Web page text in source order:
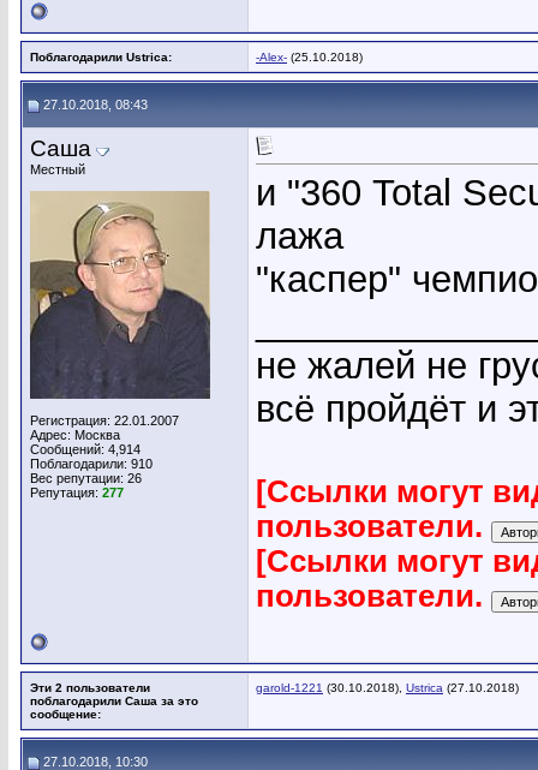
Поблагодарили Ustrica: -Alex- (25.10.2018)
27.10.2018, 08:43
Саша
Местный
Регистрация: 22.01.2007
Адрес: Москва
Сообщений: 4,914
Поблагодарили: 910
Вес репутации: 26
Репутация: 277
и "360 Total
лажа
"каспер"
не жалей не
всё пройдёт и
[Ссылки могут
пользователи.
[Ссылки могут
пользователи.
Эти 2 пользователи
поблагодарили Саша за это
сообщение:
garold-1221 (30.10.2018), Ustrica (27.10.2018)
27.10.2018, 10:30